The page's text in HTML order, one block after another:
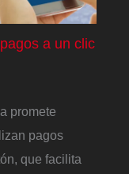
a un clic
promete
pagos
que facilita